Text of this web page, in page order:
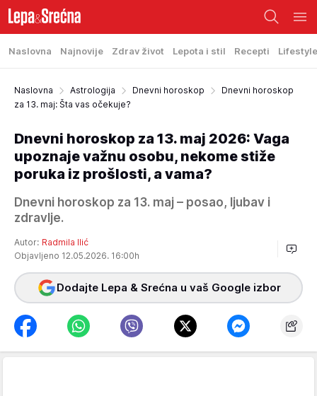
Naslovna Najnovije Zdrav život Lepota i stil Recepti Lifestyle
Naslovna Astrologija Dnevni horoskop
Dnevni horoskop
za 13. maj: Šta vas očekuje?
Dnevni horoskop za 13. maj 2026: Vaga
upoznaje važnu osobu, nekome stiže
poruka iz prošlosti, a vama?
Dnevni horoskop za 13. maj – posao, ljubav i
zdravlje.
Autor: Radmila Ilić
Objavljeno 12.05.2026. 16:00h
Dodajte Lepa & Srećna u vaš Google izbor